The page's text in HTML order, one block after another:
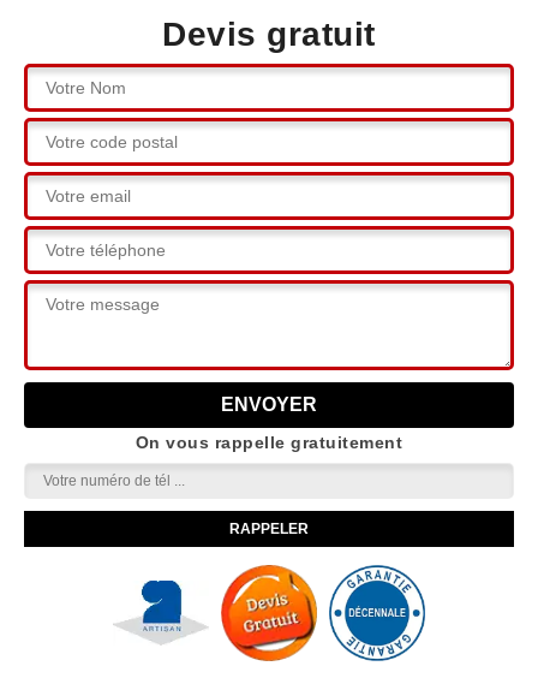
Devis gratuit
On vous rappelle gratuitement